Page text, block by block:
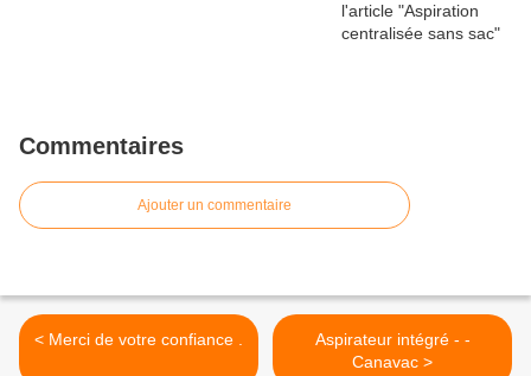
Commentaires
Ajouter un commentaire
< Merci de votre confiance .
Aspirateur intégré - -
Canavac >